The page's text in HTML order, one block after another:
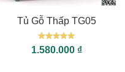
Tủ Gỗ Thấp TG05
Được xếp
hạng55
1.580.000 ₫